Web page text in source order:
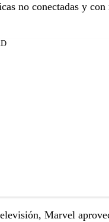
no conectadas y con
Marvel